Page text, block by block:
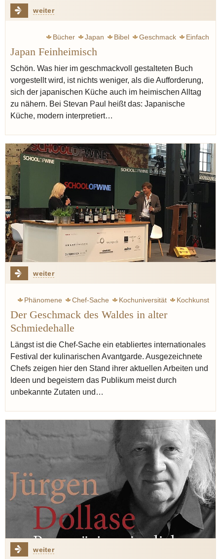
weiter
Bücher Japan Bibel Geschmack Einfach
Japan Feinheimisch
Schön. Was hier im geschmackvoll gestalteten Buch
vorgestellt wird, ist nichts weniger, als die Aufforderung,
sich der japanischen Küche auch im heimischen Alltag
zu nähern. Bei Stevan Paul heißt das: Japanische
Küche, modern interpretiert…
weiter
Phänomene Chef-Sache Kochuniversität
Kochkunst
Kochshow
Sternekoch
Der Geschmack des Waldes in alter
Schmiedehalle
Längst ist die Chef-Sache ein etabliertes internationales
Festival der kulinarischen Avantgarde. Ausgezeichnete
Chefs zeigen hier den Stand ihrer aktuellen Arbeiten und
Ideen und begeistern das Publikum meist durch
unbekannte Zutaten und…
weiter